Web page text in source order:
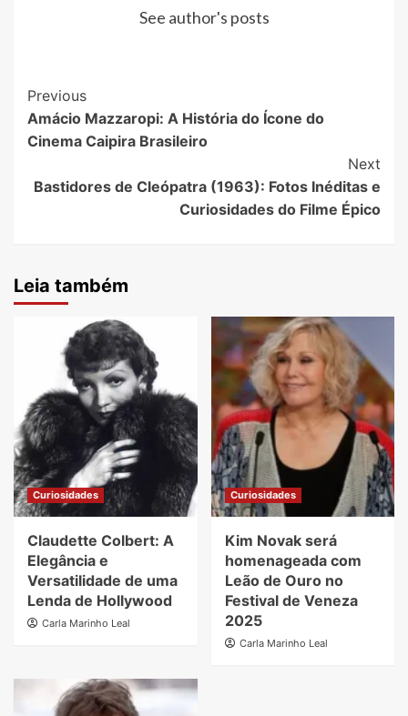
See author's posts
Post
Navigation
Previous
Amácio Mazzaropi: A História do Ícone do
Cinema Caipira Brasileiro
Next
Bastidores de Cleópatra (1963): Fotos Inéditas e
Curiosidades do Filme Épico
Leia também
Curiosidades
Claudette Colbert: A
Elegância e
Versatilidade de uma
Lenda de Hollywood
Carla Marinho Leal
Curiosidades
Kim Novak será
homenageada com
Leão de Ouro no
Festival de Veneza
2025
Carla Marinho Leal